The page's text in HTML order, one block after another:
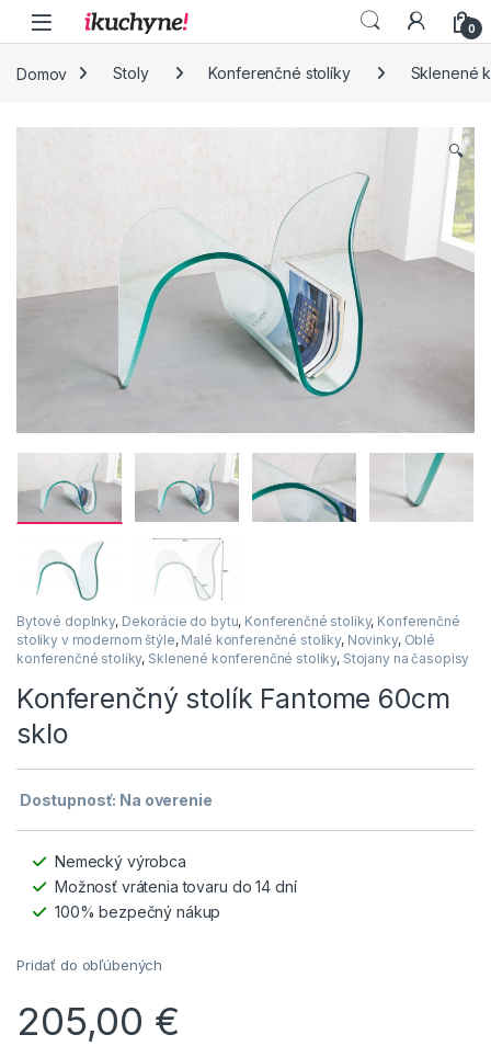
Skip to navigation
Skip to content
0
Domov Stoly Konferenčné stolíky Sklenené
🔍
Bytové doplnky, Dekorácie do bytu, Konferenčné stolíky, Konferenčné
stolíky v modernom štýle, Malé konferenčné stolíky, Novinky, Oblé
konferenčné stolíky, Sklenené konferenčné stolíky, Stojany na časopisy
Konferenčný stolík Fantome 60cm
sklo
Dostupnosť: Na overenie
Nemecký výrobca
Možnosť vrátenia tovaru do 14 dní
100% bezpečný nákup
Pridať do obľúbených
205,00 €